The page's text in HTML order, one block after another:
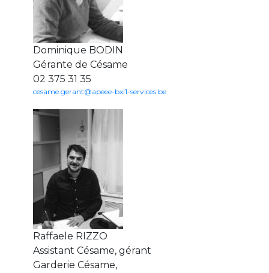
periscolaire.berkendael@apeee-bxl1-
services.be
BE91 3631 6790 0976
Activités périscolaires Uccle
+32 (0)2 375 31 35
cesame@apeee-bxl1-services.be
BE30 3100 2003 2711
Cantine
+32 (0)2 374 76 75
cantine@apeee-bxl1-services.be
Dominique BODIN
Gérante de Césame
02 375 31 35
cesame.gerant@apeee-bxl1-services.be
Raffaele RIZZO
Assistant Césame, gérant
Garderie Césame,